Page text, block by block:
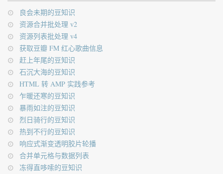
良会未期的豆知识
资源合并批处理 v2
资源列表批处理 v4
获取豆瓣 FM 红心歌曲信息
赶上年尾的豆知识
石沉大海的豆知识
HTML 转 AMP 实践参考
乍暖还寒的豆知识
暴雨如注的豆知识
烈日骑行的豆知识
热到不行的豆知识
响应式渐变透明胶片轮播
合并单元格与数据列表
冻得直哆嗦的豆知识